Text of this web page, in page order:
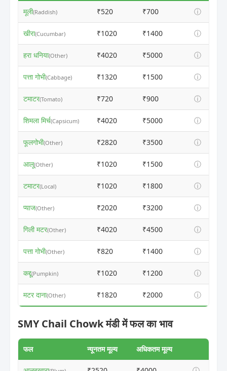
मूली(Raddish) ₹520 ₹700 ⓘ
खीरा(Cucumbar) ₹1020 ₹1400 ⓘ
हरा धनिया(Other) ₹4020 ₹5000 ⓘ
पत्ता गोभी(Cabbage) ₹1320 ₹1500 ⓘ
टमाटर(Tomato) ₹720 ₹900 ⓘ
शिमला मिर्च(Capsicum) ₹4020 ₹5000 ⓘ
फूलगोभी(Other) ₹2820 ₹3500 ⓘ
आलू(Other) ₹1020 ₹1500 ⓘ
टमाटर(Local) ₹1020 ₹1800 ⓘ
प्याज(Other) ₹2020 ₹3200 ⓘ
गिली मटर(Other) ₹4020 ₹4500 ⓘ
पत्ता गोभी(Other) ₹820 ₹1400 ⓘ
कद्दू(Pumpkin) ₹1020 ₹1200 ⓘ
मटर दाना(Other) ₹1820 ₹2000 ⓘ
SMY Chail Chowk मंडी में फल का भाव
फल न्यूनतम मूल्य अधिकतम मूल्य